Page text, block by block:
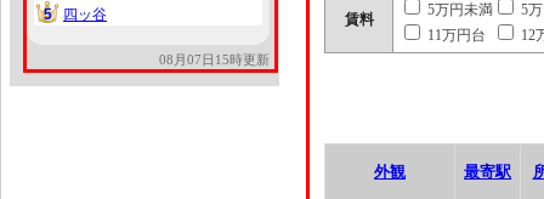
5
5 四ッ谷
08月07日15時更新
賃料
5万円未満
5
11万円台
12
外観 最寄駅